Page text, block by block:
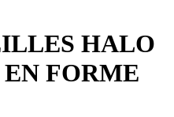
HALO
FORME